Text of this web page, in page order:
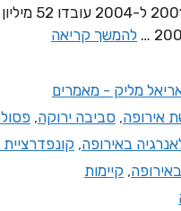
וזאת לאחר שבין
להמשך קריאה
מליק - מאמרים
אירופה,סביבה ירוקה,
באירופה,
, קיימות